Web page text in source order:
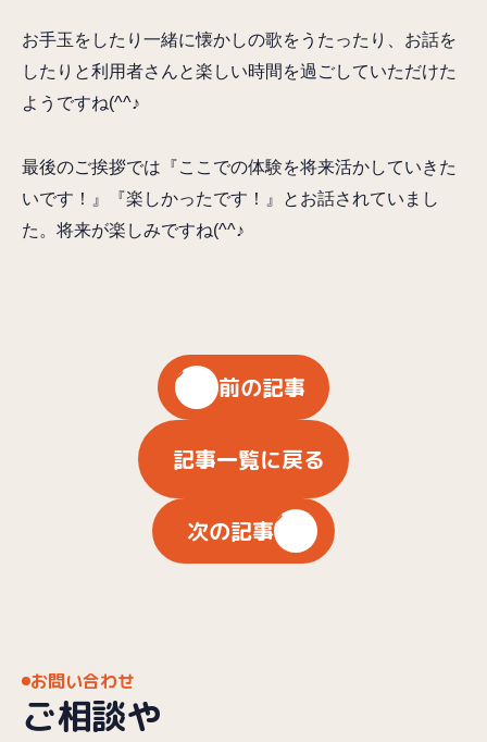
お手玉をしたり一緒に懐かしの歌をうたったり、お話を
したりと利用者さんと楽しい時間を過ごしていただけた
ようですね(^^♪
最後のご挨拶では『ここでの体験を将来活かしていきた
いです！』『楽しかったです！』とお話されていまし
た。将来が楽しみですね(^^♪
前の記事
記事一覧に戻る
次の記事
お問い合わせ
ご相談や